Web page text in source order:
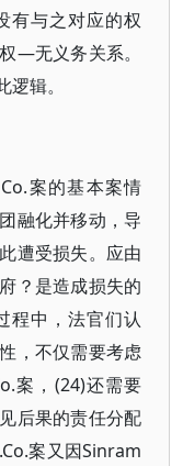
有与之对应的权
—无义务关系。
辑。
案的基本案情
融化并移动，导
遭受损失。应由
？是造成损失的
程中，法官们认
，不仅需要考虑
案，(24)还需要
后果的责任分配
案又因Sinram